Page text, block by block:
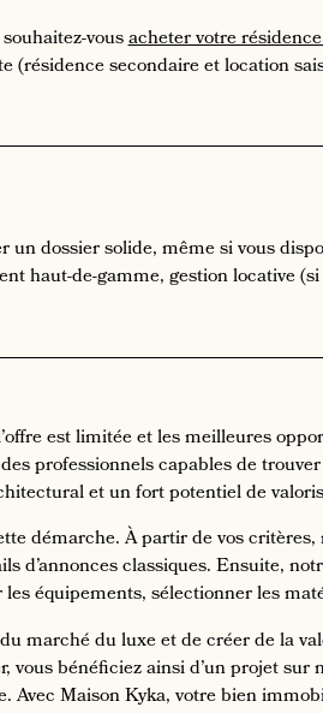
vousacheter votre
secondaire et location
dossier solide, même si vous
haut-de-gamme, gestion locative
est limitée et les meilleures
professionnels capables de
et un fort potentiel de
démarche. À partir de vos
classiques. Ensuite,
équipements, sélectionner les
marché du luxe et de créer de la
vous bénéficiez ainsi d’un projet
Maison Kyka, votre bien